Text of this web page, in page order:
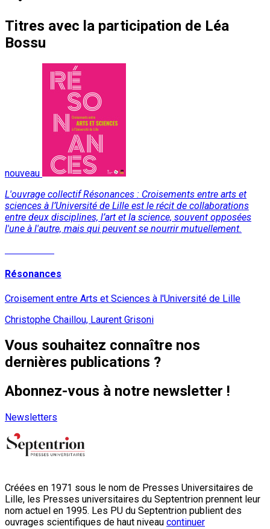
Titres avec la participation de Léa
Bossu
nouveau
L'ouvrage collectif Résonances : Croisements entre arts et
sciences à l’Université de Lille est le récit de collaborations
entre deux disciplines, l’art et la science, souvent opposées
l'une à l'autre, mais qui peuvent se nourrir mutuellement.
Résonances
Croisement entre Arts et Sciences à l'Université de Lille
Christophe Chaillou, Laurent Grisoni
Vous souhaitez connaître nos
dernières publications ?
Abonnez-vous à notre newsletter !
Newsletters
Créées en 1971 sous le nom de Presses Universitaires de
Lille, les Presses universitaires du Septentrion prennent leur
nom actuel en 1995. Les PU du Septentrion publient des
ouvrages scientifiques de haut niveau continuer